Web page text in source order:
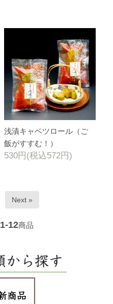
浅漬キャベツロール（ご
飯がすすむ！）
530円(税込572円)
Next »
1-12商品